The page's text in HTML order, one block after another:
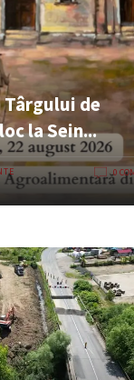
Târgului de
la Sein...
0